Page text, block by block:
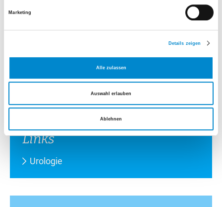
Marketing
Details zeigen
Alle zulassen
Auswahl erlauben
Ablehnen
Tel.
Links
Urologie